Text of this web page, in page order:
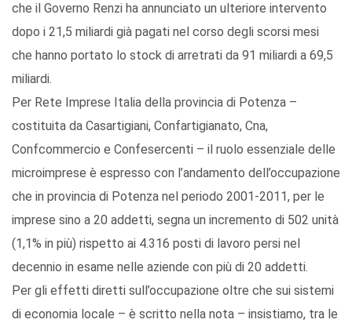
che il Governo Renzi ha annunciato un ulteriore intervento
dopo i 21,5 miliardi già pagati nel corso degli scorsi mesi
che hanno portato lo stock di arretrati da 91 miliardi a 69,5
miliardi.
Per Rete Imprese Italia della provincia di Potenza –
costituita da Casartigiani, Confartigianato, Cna,
Confcommercio e Confesercenti – il ruolo essenziale delle
microimprese è espresso con l’andamento dell’occupazione
che in provincia di Potenza nel periodo 2001-2011, per le
imprese sino a 20 addetti, segna un incremento di 502 unità
(1,1% in più) rispetto ai 4.316 posti di lavoro persi nel
decennio in esame nelle aziende con più di 20 addetti.
Per gli effetti diretti sull’occupazione oltre che sui sistemi
di economia locale – è scritto nella nota – insistiamo, tra le